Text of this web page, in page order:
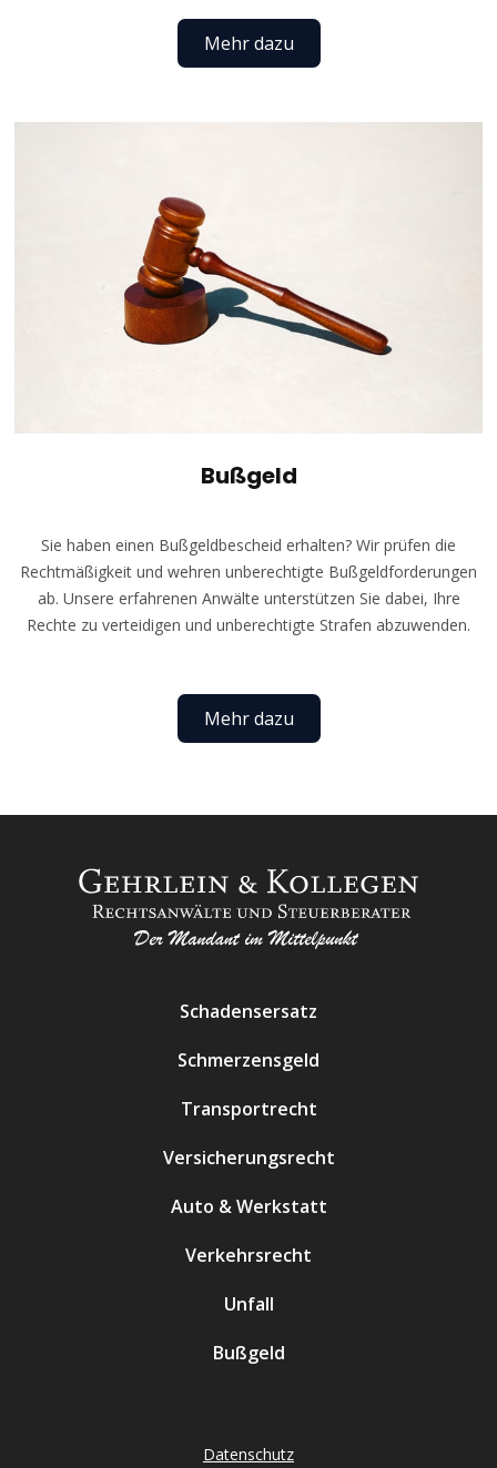
Mehr dazu
Bußgeld
Sie haben einen Bußgeldbescheid erhalten? Wir prüfen die
Rechtmäßigkeit und wehren unberechtigte Bußgeldforderungen
ab. Unsere erfahrenen Anwälte unterstützen Sie dabei, Ihre
Rechte zu verteidigen und unberechtigte Strafen abzuwenden.
Mehr dazu
Schadensersatz
Schmerzensgeld
Transportrecht
Versicherungsrecht
Auto & Werkstatt
Verkehrsrecht
Unfall
Bußgeld
Datenschutz